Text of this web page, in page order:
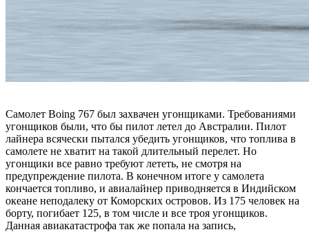
Самолет Boing 767 был захвачен угонщиками. Требованиями
угонщиков были, что бы пилот летел до Австралии. Пилот
лайнера всячески пытался убедить угонщиков, что топлива в
самолете не хватит на такой длительный перелет. Но
угонщики все равно требуют лететь, не смотря на
предупреждение пилота. В конечном итоге у самолета
кончается топливо, и авиалайнер приводняется в Индийском
океане неподалеку от Коморских островов. Из 175 человек на
борту, погибает 125, в том числе и все троя угонщиков.
Данная авиакатастрофа так же попала на запись,